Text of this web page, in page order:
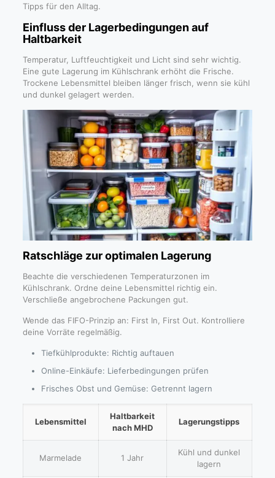
Tipps für den Alltag.
Einfluss der Lagerbedingungen auf
Haltbarkeit
Temperatur, Luftfeuchtigkeit und Licht sind sehr wichtig.
Eine gute Lagerung im Kühlschrank erhöht die Frische.
Trockene Lebensmittel bleiben länger frisch, wenn sie kühl
und dunkel gelagert werden.
Ratschläge zur optimalen Lagerung
Beachte die verschiedenen Temperaturzonen im
Kühlschrank. Ordne deine Lebensmittel richtig ein.
Verschließe angebrochene Packungen gut.
Wende das FIFO-Prinzip an: First In, First Out. Kontrolliere
deine Vorräte regelmäßig.
Tiefkühlprodukte: Richtig auftauen
Online-Einkäufe: Lieferbedingungen prüfen
Frisches Obst und Gemüse: Getrennt lagern
Lebensmittel
Haltbarkeit
nach MHD
Lagerungstipps
Marmelade 1 Jahr
Kühl und dunkel
lagern